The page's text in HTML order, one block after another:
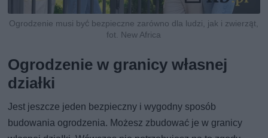
Ogrodzenie musi być bezpieczne zarówno dla ludzi, jak i zwierząt,
fot. New Africa
Ogrodzenie w granicy własnej
działki
Jest jeszcze jeden bezpieczny i wygodny sposób
budowania ogrodzenia. Możesz zbudować je w granicy